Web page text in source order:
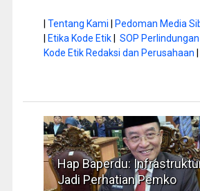
Tentang Kami Pedoman Media
Etika Kode Etik| SOP
Kode Etik Redaksi dan Perusahaan
Hap Baperdu:
Jadi Perhatian Pemko